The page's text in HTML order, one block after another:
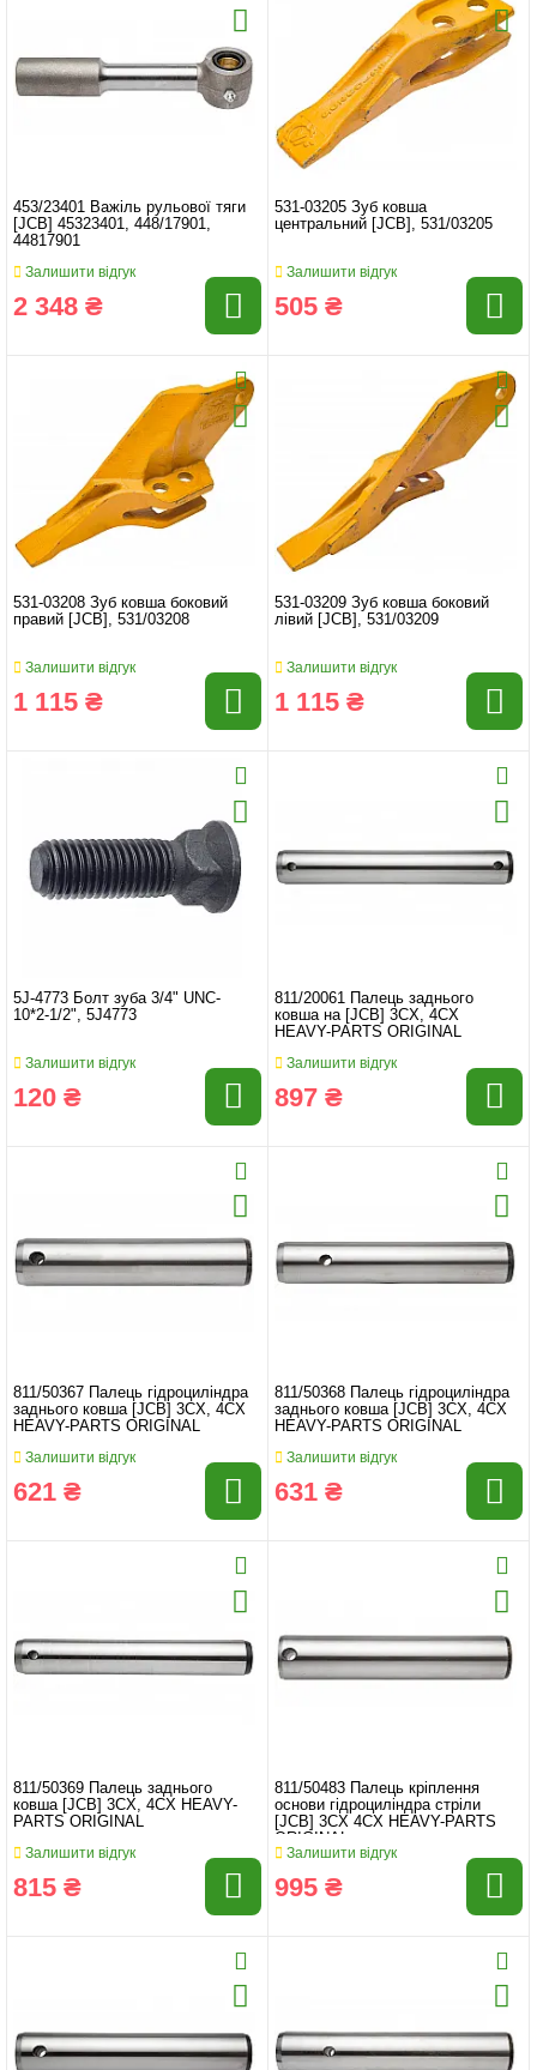
453/23401 Важіль рульової тяги
[JCB] 45323401, 448/17901,
44817901
Залишити відгук
2 348 ₴
531-03205 Зуб ковша
центральний [JCB], 531/03205
Залишити відгук
505 ₴
531-03208 Зуб ковша боковий
правий [JCB], 531/03208
Залишити відгук
1 115 ₴
531-03209 Зуб ковша боковий
лівий [JCB], 531/03209
Залишити відгук
1 115 ₴
5J-4773 Болт зуба 3/4" UNC-
10*2-1/2", 5J4773
Залишити відгук
120 ₴
811/20061 Палець заднього
ковша на [JCB] 3CX, 4CX
HEAVY-PARTS ORIGINAL
Залишити відгук
897 ₴
811/50367 Палець гідроциліндра
заднього ковша [JCB] 3CX, 4CX
HEAVY-PARTS ORIGINAL
Залишити відгук
621 ₴
811/50368 Палець гідроциліндра
заднього ковша [JCB] 3CX, 4CX
HEAVY-PARTS ORIGINAL
Залишити відгук
631 ₴
811/50369 Палець заднього
ковша [JCB] 3CX, 4CX HEAVY-
PARTS ORIGINAL
Залишити відгук
815 ₴
811/50483 Палець кріплення
основи гідроциліндра стріли
[JCB] 3CX 4CX HEAVY-PARTS
ORIGINAL
Залишити відгук
995 ₴